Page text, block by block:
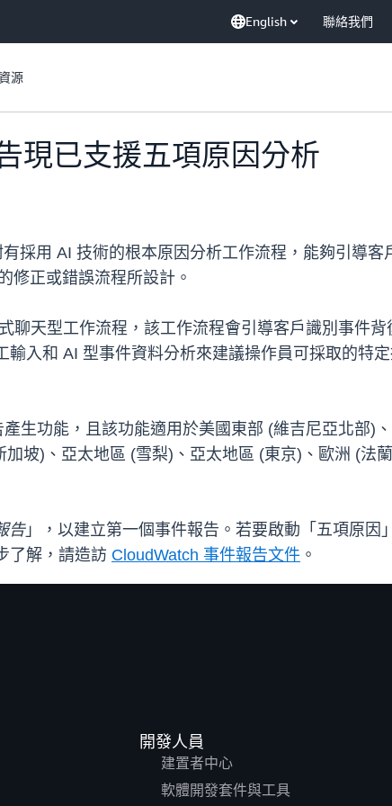
English 聯絡我們
源
現已支援五項原因分析
採用 AI 技術的根本原因分析工作流程，能夠引導
修正或錯誤流程所設計。
聊天型工作流程，該工作流程會引導客戶識別事件
入和 AI 型事件資料分析來建議操作員可採取的特
生功能，且該功能適用於美國東部 (維吉尼亞北部)
坡)、亞太地區 (雪梨)、亞太地區 (東京)、歐洲 (法
告」，以建立第一個事件報告。若要啟動「五項原因
了解，請造訪 CloudWatch 事件報告文件 。
開發人員
建置者中心
軟體開發套件與工具